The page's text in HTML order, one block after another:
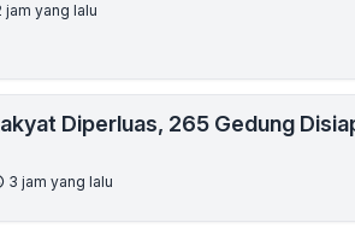
jam yang lalu
Diperluas, 265 Gedung
3 jam yang lalu